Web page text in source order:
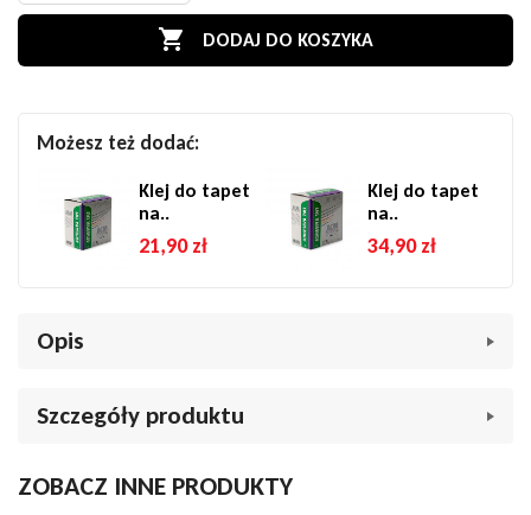
 DODAJ DO KOSZYKA
Możesz też dodać:
Klej do tapet
na..
21,90 zł
Klej do tapet
na..
34,90 zł
Opis
biały ze złotymi elementami
tapecie Grandeco Casamundo A74801. Jej wyjątkowy wzór
Szczegóły produktu
MarkaTapety imitacje
ZOBACZ INNE PRODUKTY